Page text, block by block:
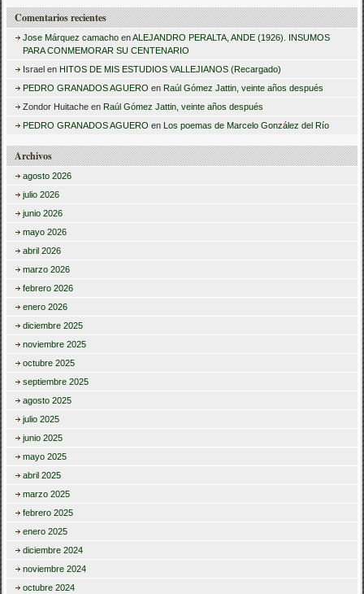
Comentarios recientes
Jose Márquez camacho enALEJANDRO PERALTA, ANDE (1926). INSUMOS
PARA CONMEMORAR SU CENTENARIO
Israel en HITOS DE MIS ESTUDIOS VALLEJIANOS (Recargado)
PEDRO GRANADOS AGUERO en Raúl Gómez Jattin, veinte años después
Zondor Huitache en Raúl Gómez Jattin, veinte años después
PEDRO GRANADOS AGUERO en Los poemas de Marcelo González del Río
Archivos
agosto 2026
julio 2026
junio 2026
mayo 2026
abril 2026
marzo 2026
febrero 2026
enero 2026
diciembre 2025
noviembre 2025
octubre 2025
septiembre 2025
agosto 2025
julio 2025
junio 2025
mayo 2025
abril 2025
marzo 2025
febrero 2025
enero 2025
diciembre 2024
noviembre 2024
octubre 2024